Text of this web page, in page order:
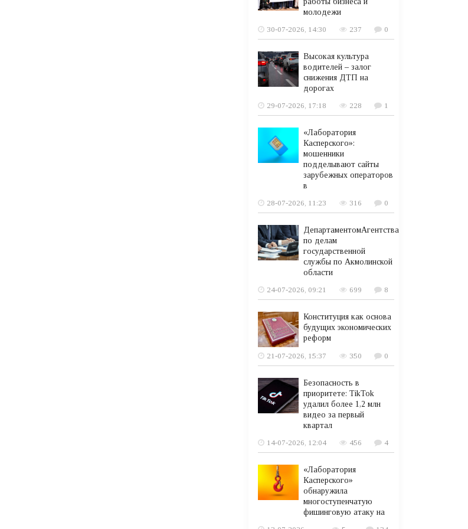
молодежи
30-07-2026, 14:30
237 0
Высокая культура
водителей – залог
снижения ДТП на
дорогах
29-07-2026, 17:18
228 1
«Лаборатория
Касперского»:
мошенники
подделывают сайты
зарубежных операторов
в
28-07-2026, 11:23
316 0
ДепартаментомАгентства
по делам
государственной
службы по Акмолинской
области
24-07-2026, 09:21
699 8
Конституция как основа
будущих экономических
реформ
21-07-2026, 15:37
350 0
Безопасность в
приоритете: TikTok
удалил более 1,2 млн
видео за первый
квартал
14-07-2026, 12:04
456 4
«Лаборатория
Касперского»
обнаружила
многоступенчатую
фишинговую атаку на